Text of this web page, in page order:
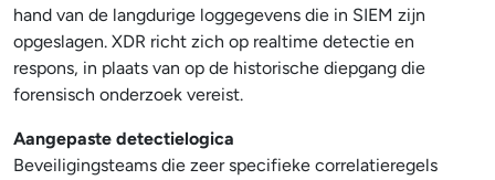
hand van de langdurige loggegevens die in SIEM zijn
opgeslagen. XDR richt zich op realtime detectie en
respons, in plaats van op de historische diepgang die
forensisch onderzoek vereist.
Aangepaste detectielogica
Beveiligingsteams die zeer specifieke correlatieregels